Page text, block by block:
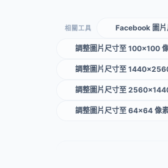
相關工具 Facebook 圖片
調整圖片尺寸至 100×100
調整圖片尺寸至
調整圖片尺寸至
調整圖片尺寸至 64×64 像